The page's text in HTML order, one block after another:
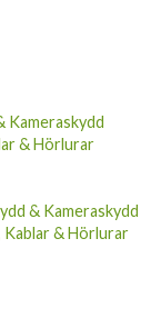
Kameraskydd
& Hörlurar
& Kameraskydd
Kablar & Hörlurar